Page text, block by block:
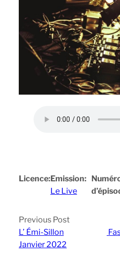
Licence:Emission:
Le Live
Previous Post
L’ Émi-Sillon
Janvier 2022